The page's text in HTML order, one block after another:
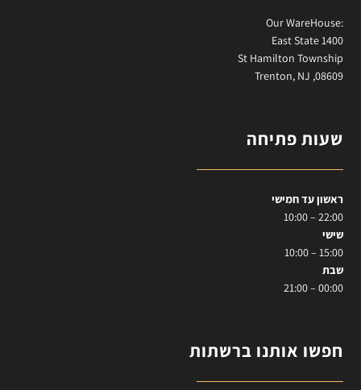
:Our WareHouse
East State 1400
St Hamilton Township
Trenton, NJ ,08609
שעות פתיחה
ראשון עד חמישי
22:00 – 10:00
שישי
15:00 – 10:00
שבת
00:00 – 21:00
חפשו אותנו ברשתות